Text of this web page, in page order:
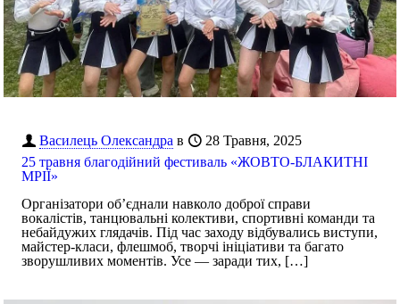
Василець Олександра в
28 Травня, 2025
25 травня благодійний фестиваль «ЖОВТО-БЛАКИТНІ
МРІЇ»
Організатори об’єднали навколо доброї справи
вокалістів, танцювальні колективи, спортивні команди та
небайдужих глядачів. Під час заходу відбувались виступи,
майстер-класи, флешмоб, творчі ініціативи та багато
зворушливих моментів. Усе — заради тих, […]